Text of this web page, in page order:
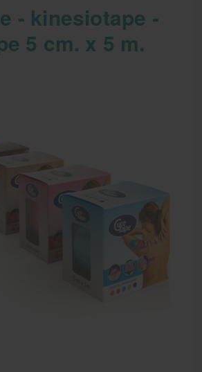
artikelen
| Bidonkratten
- kinesiotape -
5 cm. x 5 m.